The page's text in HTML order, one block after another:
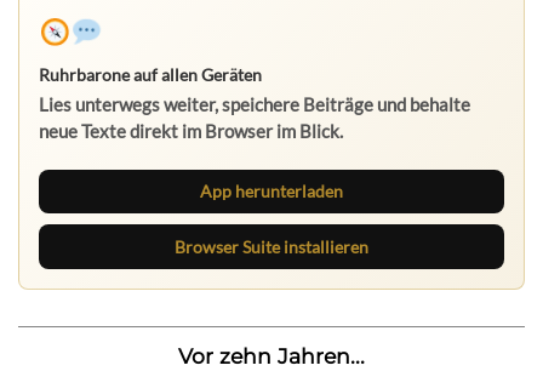
Ruhrbarone auf allen Geräten
Lies unterwegs weiter, speichere Beiträge und behalte
neue Texte direkt im Browser im Blick.
App herunterladen
Browser Suite installieren
Vor zehn Jahren...